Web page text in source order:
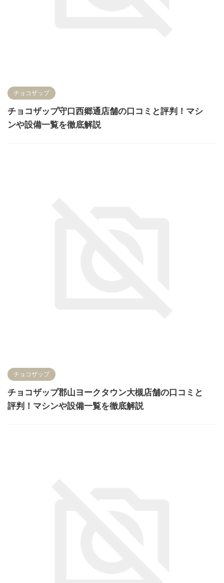
チョコザップ
チョコザップ守口西郷通店舗の口コミと評判！マシ
ンや設備一覧を徹底解説
チョコザップ
チョコザップ郡山ヨークタウン大槻店舗の口コミと
評判！マシンや設備一覧を徹底解説